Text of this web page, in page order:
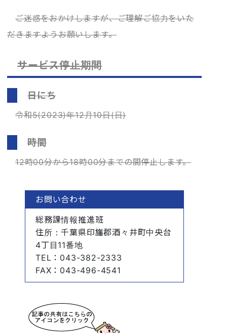
ご迷惑をおかけしますが、ご理解ご協力をいた
だきますようお願いします。
サービス停止期間
日にち
令和5(2023)年12月10日(日)
時間
12時00分から18時00分までの間停止します。
お問い合わせ
総務課情報推進班
住所 ：千葉県印旛郡酒々井町中央台
4丁目11番地
TEL ：043-382-2333
FAX ：043-496-4541